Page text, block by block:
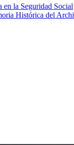
la Seguridad Social
Histórica del